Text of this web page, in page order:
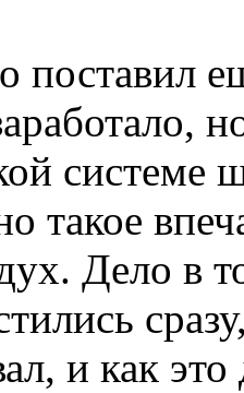
поставил
такое
Дело в
и как